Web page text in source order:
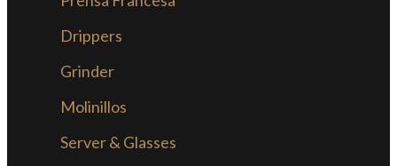
Drippers
Grinder
Molinillos
Server & Glasses